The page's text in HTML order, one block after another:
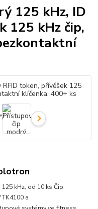
125 kHz, ID
125 kHz čip,
kHz, od 10 ks.Čip
a